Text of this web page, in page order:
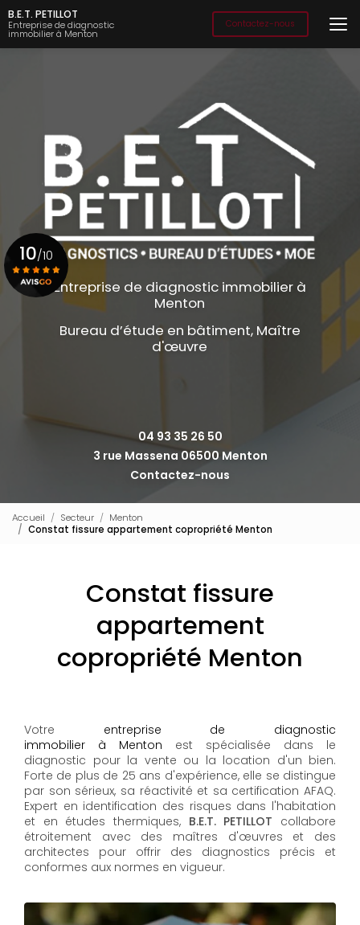
Aller
au
contenu
principal
B.E.T. PETILLOT
Entreprise de diagnostic
immobilier à Menton
Contactez-nous
Entreprise de diagnostic immobilier à
Menton
Bureau d’étude en bâtiment, Maître
d'œuvre
04 93 35 26 50
3 rue Massena 06500 Menton
Contactez-nous
10/10
Voir le certificat
Accueil Secteur
Menton
Constat fissure appartement copropriété Menton
Constat fissure
appartement
copropriété Menton
Votre entreprise de diagnostic
immobilier à Menton est spécialisée dans le
diagnostic pour la vente ou la location d'un bien.
Forte de plus de 25 ans d'expérience, elle se distingue
par son sérieux, sa réactivité et sa certification AFAQ.
Expert en identification des risques dans l'habitation
et en études thermiques, B.E.T. PETILLOT collabore
étroitement avec des maîtres d'œuvres et des
architectes pour offrir des diagnostics précis et
conformes aux normes en vigueur.